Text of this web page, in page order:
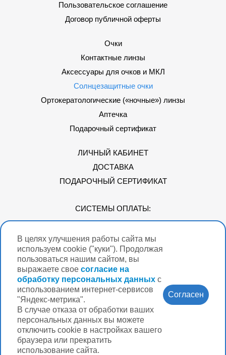
В целях улучшения работы сайта мы
используем cookie ("куки"). Продолжая
пользоваться нашим сайтом, вы
выражаете свое согласие на
обработку персональных данных с
использованием интернет-сервисов
"Яндекс-метрика".
В случае отказа от обработки ваших
персональных данных вы можете
отключить cookie в настройках вашего
браузера или прекратить
использование сайта.
Согласен
Пользовательское соглашение
Договор публичной оферты
Очки
Контактные линзы
Аксессуары для очков и МКЛ
Солнцезащитные очки
Ортокератологические («ночные») линзы
Аптечка
Подарочный сертификат
ЛИЧНЫЙ КАБИНЕТ
ДОСТАВКА
ПОДАРОЧНЫЙ СЕРТИФИКАТ
СИСТЕМЫ ОПЛАТЫ:
Мы в соцсетях
Версия для
Нужна помощь?
Разработка интернет-магазина Вебформат